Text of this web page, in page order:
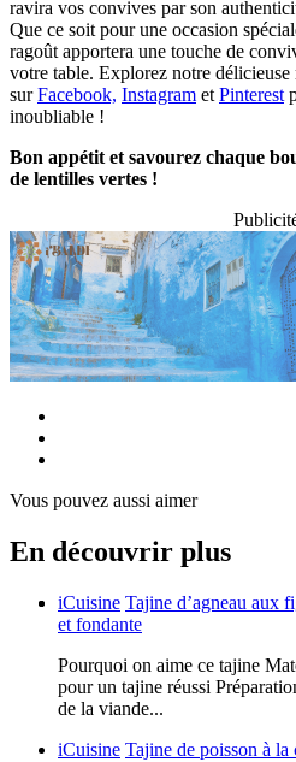
ravira vos convives par son
Que ce soit pour une occasion
ragoût apportera une touche de
votre table. Explorez notre délicieuse
surFacebook, Instagram et Pinterest
inoubliable !
Bon appétit et savourez chaque
de lentilles vertes !
Vous pouvez aussi aimer
En découvrir plus
iCuisine Tajine d’agneau aux
et fondante
Pourquoi on aime ce tajine
pour un tajine réussi
de la viande...
iCuisine Tajine de poisson à